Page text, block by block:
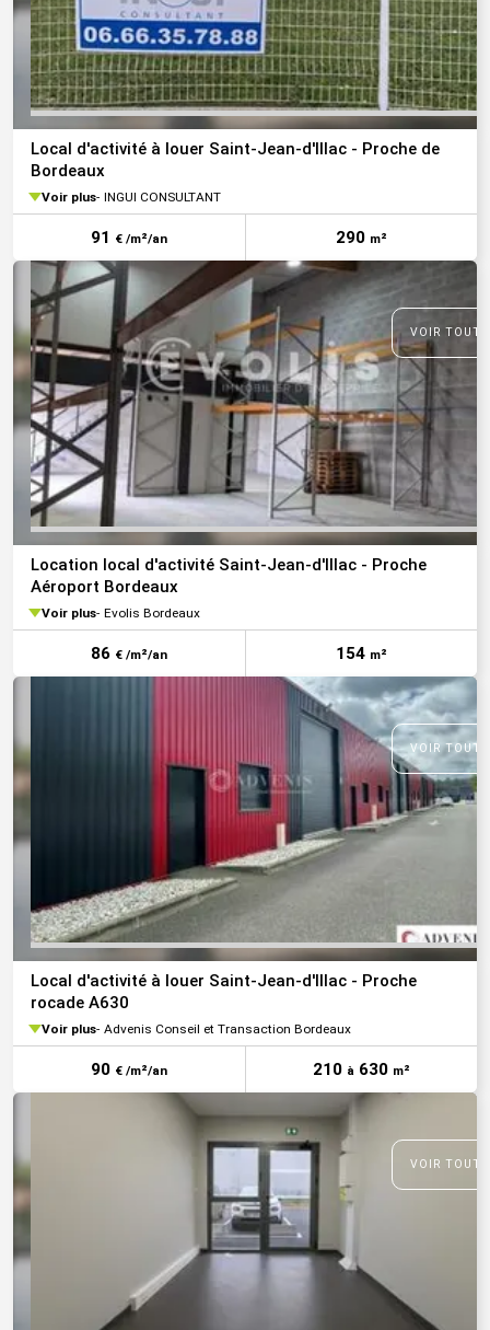
Local d'activité à louer Saint-Jean-d'Illac - Proche de
Bordeaux
Voir plus INGUI CONSULTANT
91 € /m²/an 290 m²
VOIR
Location local d'activité Saint-Jean-d'Illac - Proche
Aéroport Bordeaux
Voir plus Evolis Bordeaux
86 € /m²/an 154 m²
VOIR
Local d'activité à louer Saint-Jean-d'Illac - Proche
rocade A630
Voir plus Advenis Conseil et Transaction Bordeaux
90 € /m²/an 210 à 630 m²
VOIR